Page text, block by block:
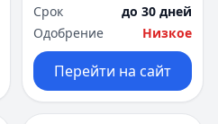
Срок
до 30 дней
Одобрение
Низкое
Перейти на сайт